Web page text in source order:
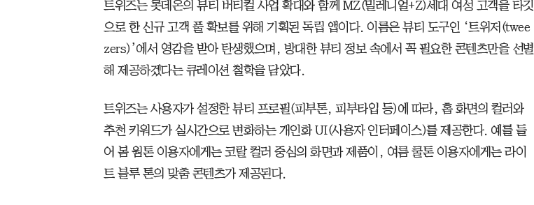
트위즈는 롯데온의 뷰티 버티컬 사업 확대와 함께 MZ(밀레니얼+Z)세대 여성 고객을 타깃
으로 한 신규 고객 풀 확보를 위해 기획된 독립 앱이다. 이름은 뷰티 도구인 ‘트위저(twee
zers)’에서 영감을 받아 탄생했으며, 방대한 뷰티 정보 속에서 꼭 필요한 콘텐츠만을 선별
해 제공하겠다는 큐레이션 철학을 담았다.
트위즈는 사용자가 설정한 뷰티 프로필(피부톤, 피부타입 등)에 따라, 홈 화면의 컬러와
추천 키워드가 실시간으로 변화하는 개인화 UI(사용자 인터페이스)를 제공한다. 예를 들
어 봄 웜톤 이용자에게는 코랄 컬러 중심의 화면과 제품이, 여름 쿨톤 이용자에게는 라이
트 블루 톤의 맞춤 콘텐츠가 제공된다.